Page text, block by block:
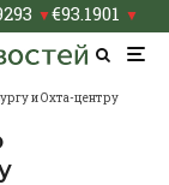
▼€93.1901 ▼
и Охта-центру